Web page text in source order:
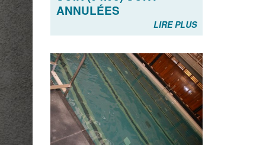
ANNULÉES
LIRE PLUS